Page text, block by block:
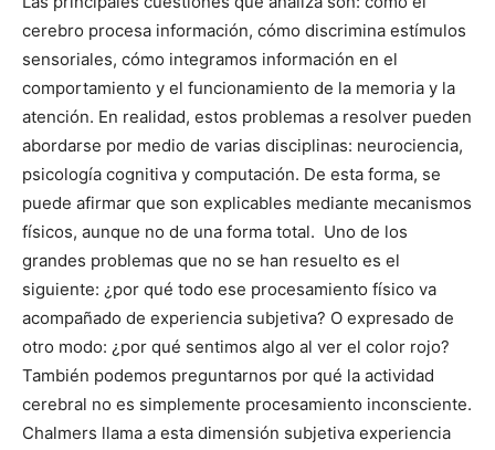
cerebro procesa información, cómo discrimina estímulos
sensoriales, cómo integramos información en el
comportamiento y el funcionamiento de la memoria y la
atención. En realidad, estos problemas a resolver pueden
abordarse por medio de varias disciplinas: neurociencia,
psicología cognitiva y computación. De esta forma, se
puede afirmar que son explicables mediante mecanismos
físicos, aunque no de una forma total. Uno de los
grandes problemas que no se han resuelto es el
siguiente: ¿por qué todo ese procesamiento físico va
acompañado de experiencia subjetiva? O expresado de
otro modo: ¿por qué sentimos algo al ver el color rojo?
También podemos preguntarnos por qué la actividad
cerebral no es simplemente procesamiento inconsciente.
Chalmers llama a esta dimensión subjetiva experiencia